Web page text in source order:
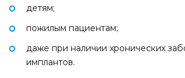
детям;
пожилым пациентам;
даже при наличии хронических
имплантов.